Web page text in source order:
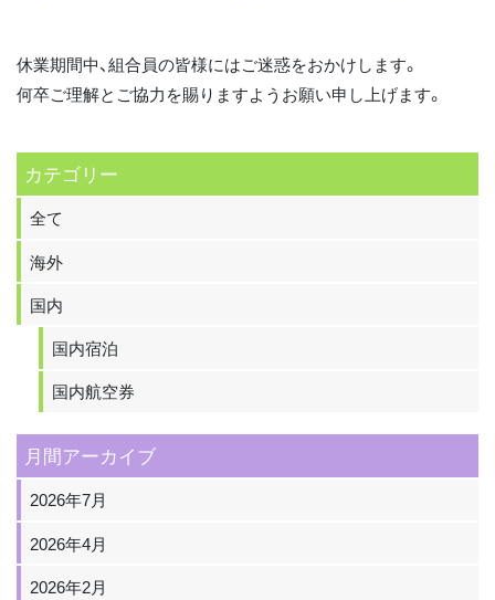
休業期間中、組合員の皆様にはご迷惑をおかけします。
何卒ご理解とご協力を賜りますようお願い申し上げます。
カテゴリー
全て
海外
国内
国内宿泊
国内航空券
月間アーカイブ
2026年7月
2026年4月
2026年2月